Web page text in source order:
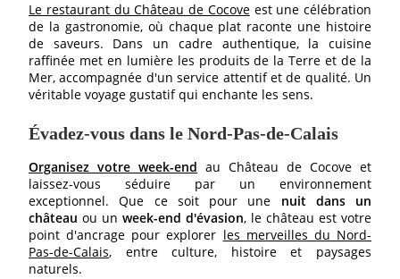
Le restaurant du Château de Cocoveest une célébration
de la gastronomie, où chaque plat raconte une histoire
de saveurs. Dans un cadre authentique, la cuisine
raffinée met en lumière les produits de la Terre et de la
Mer, accompagnée d'un service attentif et de qualité. Un
véritable voyage gustatif qui enchante les sens.
Évadez-vous dans le Nord-Pas-de-Calais
Organisez votre week-end au Château de Cocove et
laissez-vous séduire par un environnement
exceptionnel. Que ce soit pour une nuit dans un
château ou un week-end d'évasion, le château est votre
point d'ancrage pour explorer les merveilles du Nord-
Pas-de-Calais, entre culture, histoire et paysages
naturels.
HÔTEL
CHAMBRES
CHAMBRES
PAVILLONS
RESTAURANT